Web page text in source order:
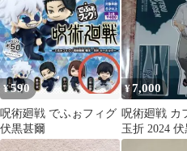
¥590
呪術廻戦 でふぉフィグ
伏黒甚爾
¥7,000
呪術廻戦 カ
玉折 2024 伏
クリルスタン